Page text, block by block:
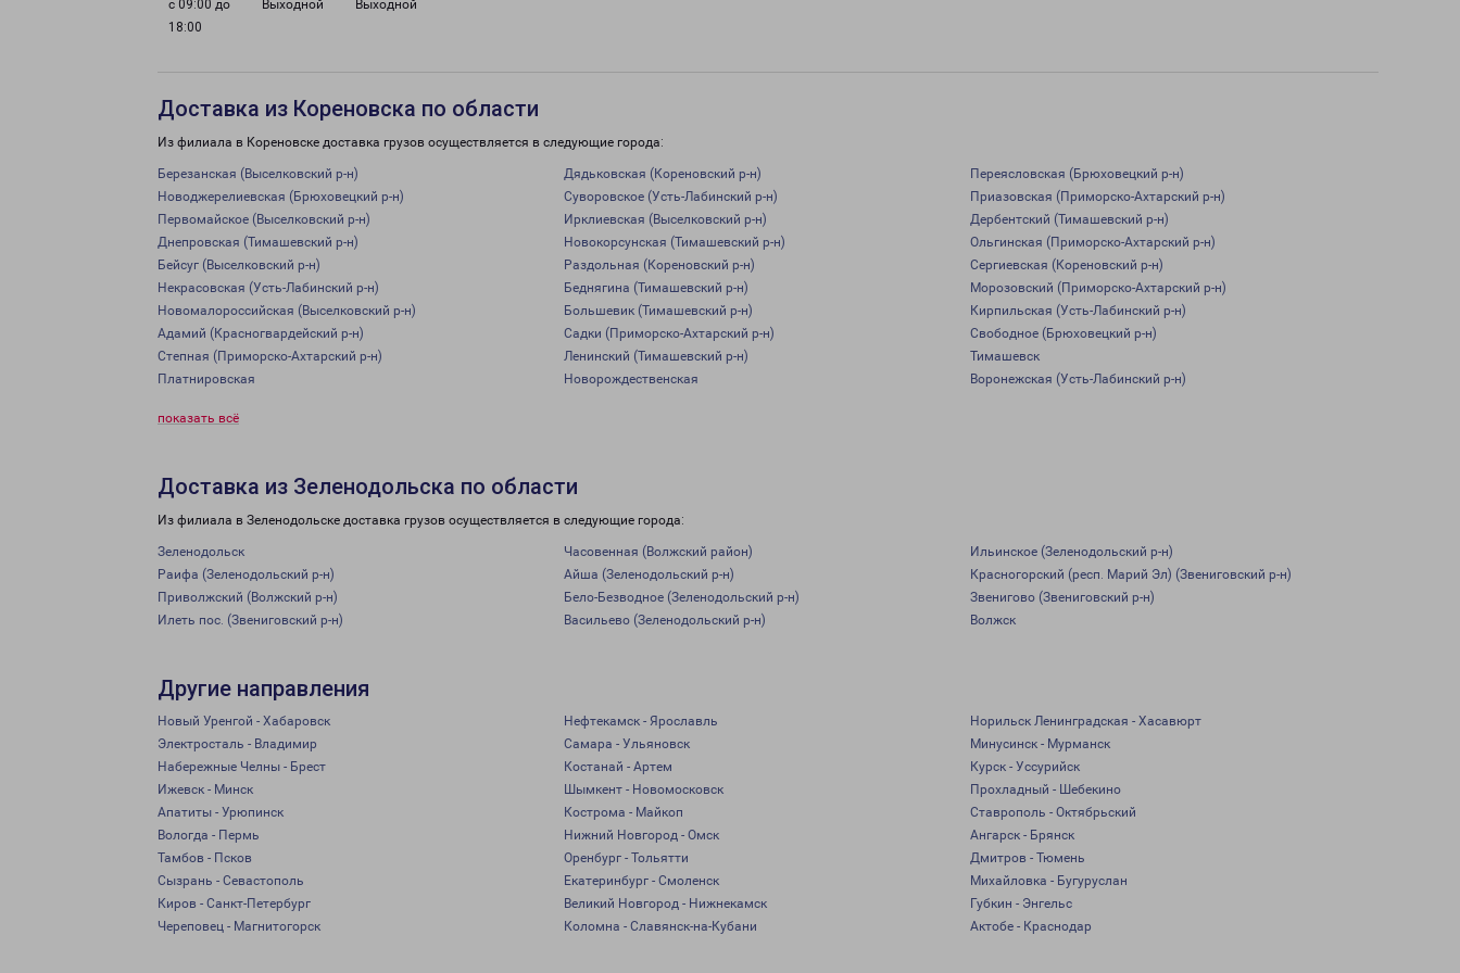
с 09:00 до
18:00
Выходной Выходной
Доставка из Кореновска по области
Из филиала в Кореновске доставка грузов осуществляется в следующие города:
Березанская (Выселковский р-н) Дядьковская (Кореновский р-н)
Переясловская (Брюховецкий р-н)
Новоджерелиевская (Брюховецкий р-н)
Суворовское (Усть-Лабинский р-н)
Приазовская (Приморско-Ахтарский р-н)
Первомайское (Выселковский р-н)
Ирклиевская (Выселковский р-н)
Дербентский (Тимашевский р-н)
Днепровская (Тимашевский р-н)
Новокорсунская (Тимашевский р-н)
Ольгинская (Приморско-Ахтарский р-н)
Бейсуг (Выселковский р-н)
Раздольная (Кореновский р-н)
Сергиевская (Кореновский р-н)
Некрасовская (Усть-Лабинский р-н)
Беднягина (Тимашевский р-н)
Морозовский (Приморско-Ахтарский р-н)
Новомалороссийская (Выселковский р-н)
Большевик (Тимашевский р-н)
Кирпильская (Усть-Лабинский р-н)
Адамий (Красногвардейский р-н)
Садки (Приморско-Ахтарский р-н)
Свободное (Брюховецкий р-н)
Степная (Приморско-Ахтарский р-н)
Ленинский (Тимашевский р-н)
Тимашевск
Платнировская
Новорождественская Воронежская (Усть-Лабинский р-н)
показать всё
Доставка из Зеленодольска по области
Из филиала в Зеленодольске доставка грузов осуществляется в следующие города:
Зеленодольск Часовенная (Волжский район)
Ильинское (Зеленодольский р-н)
Раифа (Зеленодольский р-н)
Айша (Зеленодольский р-н)
Красногорский (респ. Марий Эл) (Звениговский р-н)
Приволжский (Волжский р-н)
Бело-Безводное (Зеленодольский р-н)
Звенигово (Звениговский р-н)
Илеть пос. (Звениговский р-н)
Васильево (Зеленодольский р-н) Волжск
Другие направления
Новый Уренгой - Хабаровск Нефтекамск - Ярославль
Норильск Ленинградская - Хасавюрт
Электросталь - Владимир
Самара - Ульяновск
Минусинск - Мурманск
Набережные Челны - Брест
Костанай - Артем
Курск - Уссурийск
Ижевск - Минск
Шымкент - Новомосковск
Прохладный - Шебекино
Апатиты - Урюпинск
Кострома - Майкоп
Ставрополь - Октябрьский
Вологда - Пермь
Нижний Новгород - Омск
Ангарск - Брянск
Тамбов - Псков
Оренбург - Тольятти
Дмитров - Тюмень
Сызрань - Севастополь
Екатеринбург - Смоленск
Михайловка - Бугуруслан
Киров - Санкт-Петербург
Великий Новгород - Нижнекамск
Губкин - Энгельс
Череповец - Магнитогорск
Коломна - Славянск-на-Кубани Актобе - Краснодар